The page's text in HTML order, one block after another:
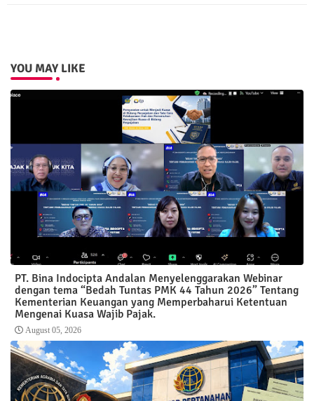
YOU MAY LIKE
PT. Bina Indocipta Andalan Menyelenggarakan Webinar
dengan tema “Bedah Tuntas PMK 44 Tahun 2026” Tentang
Kementerian Keuangan yang Memperbaharui Ketentuan
Mengenai Kuasa Wajib Pajak.
August 05, 2026